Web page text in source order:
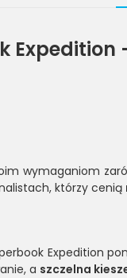
wymaganiom
którzy cenią
Expedition
a szczelna